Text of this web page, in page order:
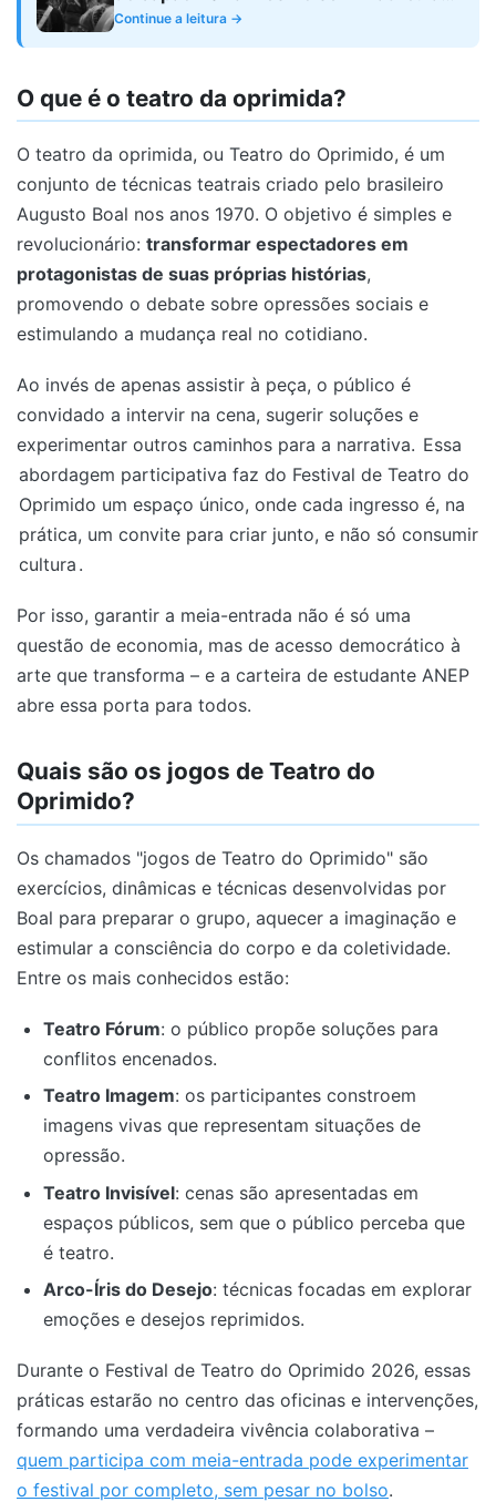
ativa
Continue a leitura →
O que é o teatro da oprimida?
O teatro da oprimida, ou Teatro do Oprimido, é um
conjunto de técnicas teatrais criado pelo brasileiro
Augusto Boal nos anos 1970. O objetivo é simples e
revolucionário: transformar espectadores em
protagonistas de suas próprias histórias,
promovendo o debate sobre opressões sociais e
estimulando a mudança real no cotidiano.
Ao invés de apenas assistir à peça, o público é
convidado a intervir na cena, sugerir soluções e
experimentar outros caminhos para a narrativa. Essa
abordagem participativa faz do Festival de Teatro do
Oprimido um espaço único, onde cada ingresso é, na
prática, um convite para criar junto, e não só consumir
cultura .
Por isso, garantir a meia-entrada não é só uma
questão de economia, mas de acesso democrático à
arte que transforma – e a carteira de estudante ANEP
abre essa porta para todos.
Quais são os jogos de Teatro do
Oprimido?
Os chamados "jogos de Teatro do Oprimido" são
exercícios, dinâmicas e técnicas desenvolvidas por
Boal para preparar o grupo, aquecer a imaginação e
estimular a consciência do corpo e da coletividade.
Entre os mais conhecidos estão:
Teatro Fórum: o público propõe soluções para
conflitos encenados.
Teatro Imagem: os participantes constroem
imagens vivas que representam situações de
opressão.
Teatro Invisível: cenas são apresentadas em
espaços públicos, sem que o público perceba que
é teatro.
Arco-Íris do Desejo: técnicas focadas em explorar
emoções e desejos reprimidos.
Durante o Festival de Teatro do Oprimido 2026, essas
práticas estarão no centro das oficinas e intervenções,
formando uma verdadeira vivência colaborativa –
quem participa com meia-entrada pode experimentar
o festival por completo, sem pesar no bolso.